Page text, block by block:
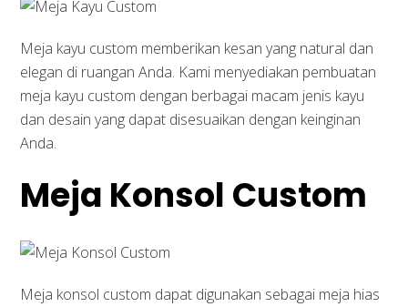
Meja kayu custom memberikan kesan yang natural dan
elegan di ruangan Anda. Kami menyediakan pembuatan
meja kayu custom dengan berbagai macam jenis kayu
dan desain yang dapat disesuaikan dengan keinginan
Anda.
Meja Konsol Custom
Meja konsol custom dapat digunakan sebagai meja hias